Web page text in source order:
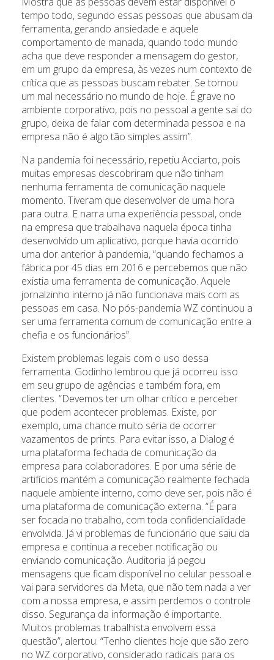
tempo todo, segundo essas pessoas que abusam da
ferramenta, gerando ansiedade e aquele
comportamento de manada, quando todo mundo
acha que deve responder a mensagem do gestor,
em um grupo da empresa, às vezes num contexto de
crítica que as pessoas buscam rebater. Se tornou
um mal necessário no mundo de hoje. É grave no
ambiente corporativo, pois no pessoal a gente sai do
grupo, deixa de falar com determinada pessoa e na
empresa não é algo tão simples assim”.
Na pandemia foi necessário, repetiu Acciarto, pois
muitas empresas descobriram que não tinham
nenhuma ferramenta de comunicação naquele
momento. Tiveram que desenvolver de uma hora
para outra. E narra uma experiência pessoal, onde
na empresa que trabalhava naquela época tinha
desenvolvido um aplicativo, porque havia ocorrido
uma dor anterior à pandemia, “quando fechamos a
fábrica por 45 dias em 2016 e percebemos que não
existia uma ferramenta de comunicação. Aquele
jornalzinho interno já não funcionava mais com as
pessoas em casa. No pós-pandemia WZ continuou a
ser uma ferramenta comum de comunicação entre a
chefia e os funcionários”.
Existem problemas legais com o uso dessa
ferramenta. Godinho lembrou que já ocorreu isso
em seu grupo de agências e também fora, em
clientes. “Devemos ter um olhar crítico e perceber
que podem acontecer problemas. Existe, por
exemplo, uma chance muito séria de ocorrer
vazamentos de prints. Para evitar isso, a Dialog é
uma plataforma fechada de comunicação da
empresa para colaboradores. E por uma série de
artifícios mantém a comunicação realmente fechada
naquele ambiente interno, como deve ser, pois não é
uma plataforma de comunicação externa. “É para
ser focada no trabalho, com toda confidencialidade
envolvida. Já vi problemas de funcionário que saiu da
empresa e continua a receber notificação ou
enviando comunicação. Auditoria já pegou
mensagens que ficam disponível no celular pessoal e
vai para servidores da Meta, que não tem nada a ver
com a nossa empresa, e assim perdemos o controle
disso. Segurança da informação é importante.
Muitos problemas trabalhista envolvem essa
questão”, alertou. “Tenho clientes hoje que são zero
no WZ corporativo, considerado radicais para os